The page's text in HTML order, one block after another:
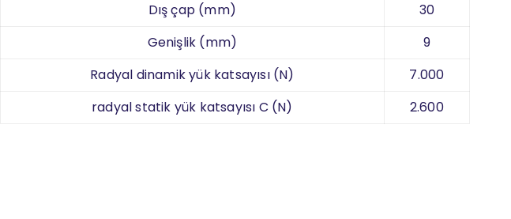
Dış çap (mm)
30
Genişlik (mm)
9
Radyal dinamik yük katsayısı (N)
7.000
radyal statik yük katsayısı C (N)
2.600